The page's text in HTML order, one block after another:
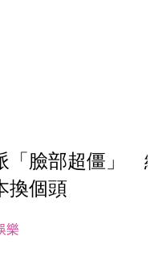
「臉部超僵」
換個頭
樂